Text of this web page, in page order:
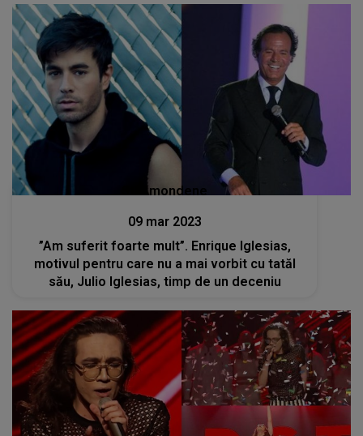
Stiri mondene
09 mar 2023
”Am suferit foarte mult”. Enrique Iglesias,
motivul pentru care nu a mai vorbit cu tatăl
său, Julio Iglesias, timp de un deceniu